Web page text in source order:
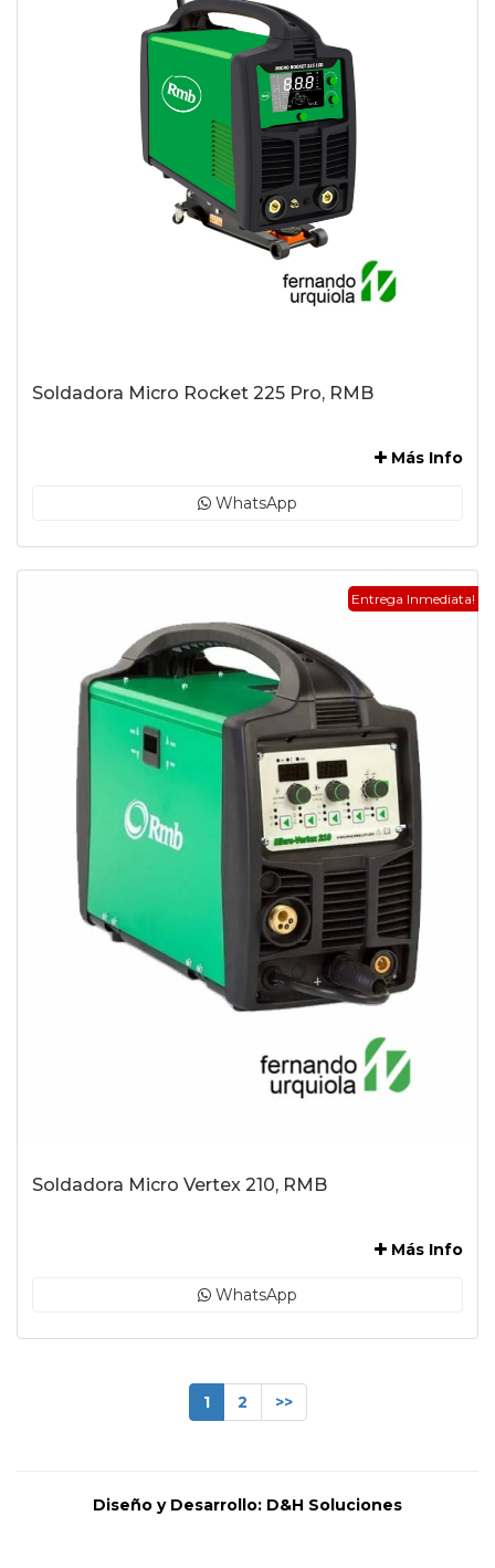
Soldadora Micro Rocket 225 Pro, RMB
Más Info
WhatsApp
Entrega Inmediata!
Soldadora Micro Vertex 210, RMB
Más Info
WhatsApp
1 2 >>
Diseño y Desarrollo: D&H Soluciones